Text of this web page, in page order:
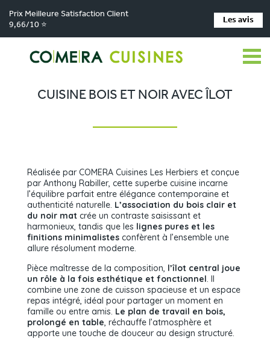
Prix Meilleure Satisfaction Client
9,66/10 ⭐
Les avis
Comera Cuisines > Nos magasins de cuisine > Cuisiniste LES HERBIERS >
Réalisations > Cuisine bois et noir avec îlot
CUISINE BOIS ET NOIR AVEC ÎLOT
Réalisée par COMERA Cuisines Les Herbiers et conçue
par Anthony Rabiller, cette superbe cuisine incarne
l’équilibre parfait entre élégance contemporaine et
authenticité naturelle. L’association du bois clair et
du noir mat crée un contraste saisissant et
harmonieux, tandis que les lignes pures et les
finitions minimalistes confèrent à l’ensemble une
allure résolument moderne.
Pièce maîtresse de la composition, l’îlot central joue
un rôle à la fois esthétique et fonctionnel. Il
combine une zone de cuisson spacieuse et un espace
repas intégré, idéal pour partager un moment en
famille ou entre amis. Le plan de travail en bois,
prolongé en table, réchauffe l’atmosphère et
apporte une touche de douceur au design structuré.